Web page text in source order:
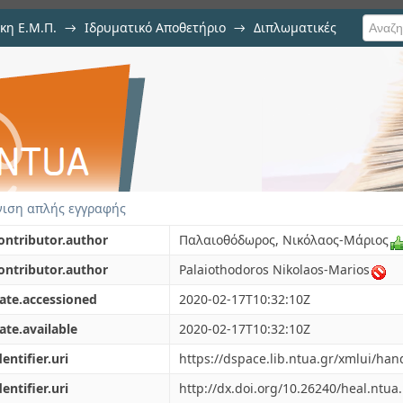
Ε.Μ.Π. → Ιδρυματικό Αποθετήριο → Διπλωματικές
Ενημέρωσης και
στον κόλπο του Λαγανά
απλής εγγραφής
Παλαιοθόδωρος, Νικόλαος-Μάριος
Palaiothodoros Nikolaos-Marios
2020-02-17T10:32:10Z
2020-02-17T10:32:10Z
https://dspace.lib.ntua.gr/xmlui/
http://dx.doi.org/10.26240/